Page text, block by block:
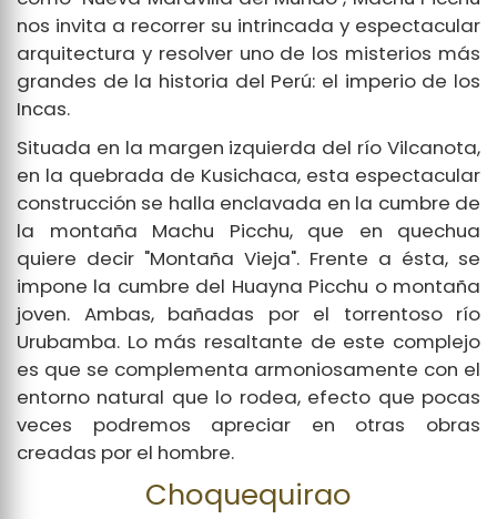
nos invita a recorrer su intrincada y espectacular
arquitectura y resolver uno de los misterios más
grandes de la historia del Perú: el imperio de los
Incas.
Situada en la margen izquierda del río Vilcanota,
en la quebrada de Kusichaca, esta espectacular
construcción se halla enclavada en la cumbre de
la montaña Machu Picchu, que en quechua
quiere decir "Montaña Vieja". Frente a ésta, se
impone la cumbre del Huayna Picchu o montaña
joven. Ambas, bañadas por el torrentoso río
Urubamba. Lo más resaltante de este complejo
es que se complementa armoniosamente con el
entorno natural que lo rodea, efecto que pocas
veces podremos apreciar en otras obras
creadas por el hombre.
Choquequirao